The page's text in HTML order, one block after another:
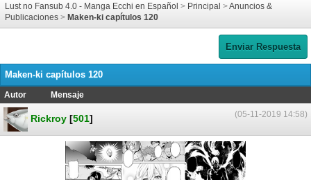
Lust no Fansub 4.0 - Manga Ecchi en Español > Principal >Anuncios &
Publicaciones > Maken-ki capítulos 120
Enviar Respuesta
Maken-ki capítulos 120
Autor
Mensaje
(05-11-2019 14:58)
Rickroy [501]